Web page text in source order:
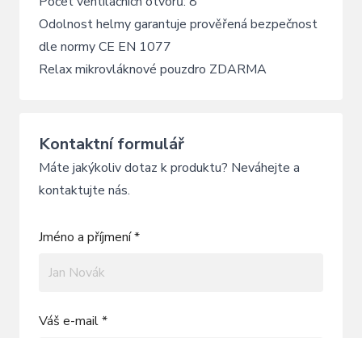
Odolnost helmy garantuje prověřená bezpečnost
dle normy CE EN 1077
Relax mikrovláknové pouzdro ZDARMA
Kontaktní formulář
Máte jakýkoliv dotaz k produktu? Neváhejte a
kontaktujte nás.
Jméno a příjmení *
Váš e-mail *